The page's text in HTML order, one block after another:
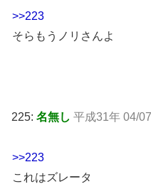
>>223
そらもうノリさんよ
225: 名無し 平成31年 04/
>>223
これはズレータ